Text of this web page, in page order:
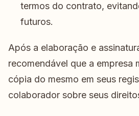
termos do contrato,
futuros.
Após a elaboração e
recomendável que a empresa
cópia do mesmo em seus
colaborador sobre seus